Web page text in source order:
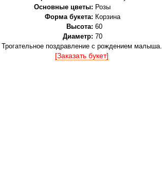
Основные цветы: Розы
Форма букета: Корзина
Высота: 60
Диаметр: 70
Трогательное поздравление с рождением малыша.
[Заказать букет]